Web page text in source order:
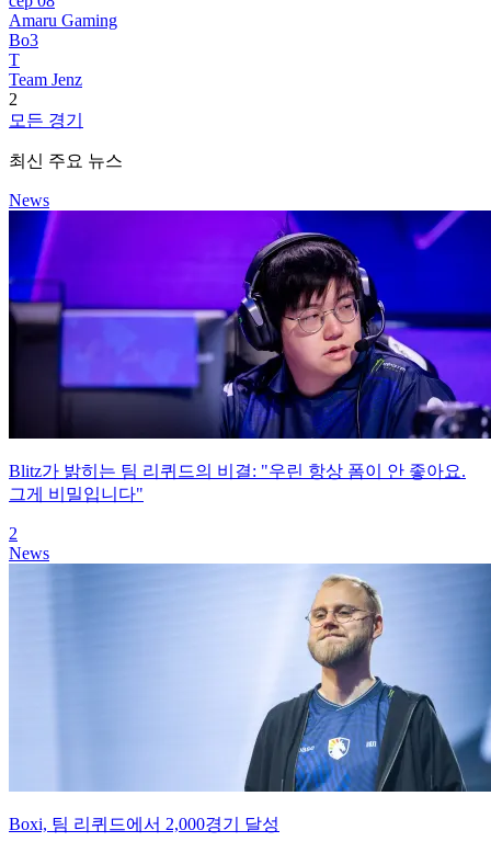
Amaru Gaming
Bo3
T
Team Jenz
2
모든 경기
최신 주요 뉴스
News
Blitz가 밝히는 팀 리퀴드의 비결: "우린 항상 폼이 안 좋아요.
그게 비밀입니다"
2
News
Boxi, 팀 리퀴드에서 2,000경기 달성